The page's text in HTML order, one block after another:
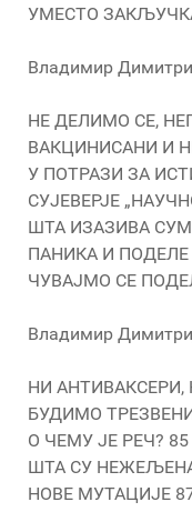
УМЕСТО
Владимир
НЕ ДЕЛИМО СЕ,
ВАКЦИНИСАНИ И
У ПОТРАЗИ ЗА
СУЈЕВЕРЈЕ
ШТА ИЗАЗИВА
ПАНИКА И ПОДЕЛЕ
ЧУВАЈМО СЕ
Владимир
НИ
БУДИМО
О ЧЕМУ ЈЕ РЕЧ? 85
ШТА СУ
НОВЕ МУТАЦИЈЕ